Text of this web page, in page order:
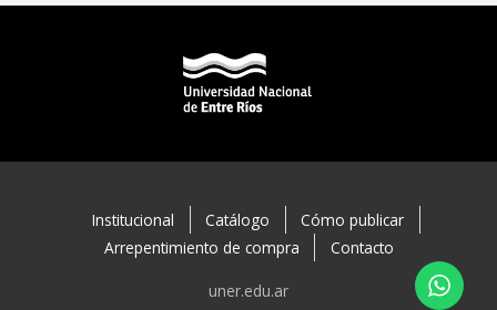
Institucional Catálogo
Cómo publicar
Arrepentimiento de compra
Contacto
uner.edu.ar